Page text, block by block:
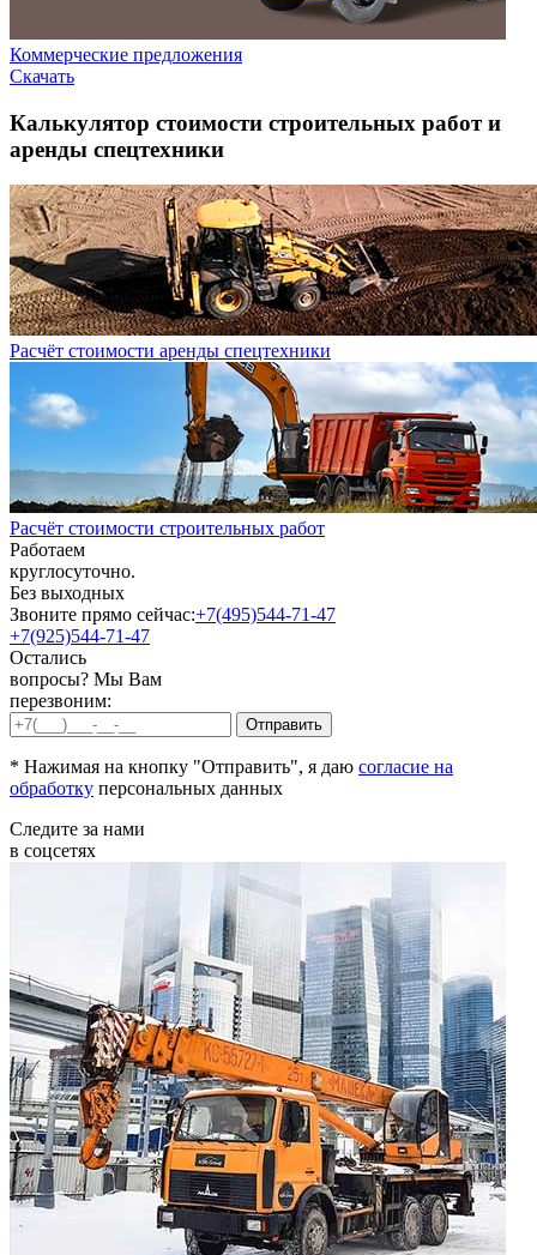
Коммерческие предложения
Скачать
Калькулятор стоимости строительных работ и
аренды спецтехники
Расчёт стоимости аренды спецтехники
Расчёт стоимости строительных работ
Работаем
круглосуточно.
Без выходных
Звоните прямо сейчас:+7(495)544-71-47
+7(925)544-71-47
Остались
вопросы? Мы Вам
перезвоним:
* Нажимая на кнопку "Отправить", я даю согласие на
обработку персональных данных
Следите за нами
в соцсетях